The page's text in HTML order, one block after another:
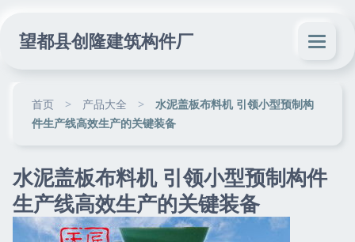
望都县创隆建筑构件厂
首页 > 产品大全 >
水泥盖板布料机 引领小型预制构
件生产线高效生产的关键装备
水泥盖板布料机 引领小型预制构件
生产线高效生产的关键装备